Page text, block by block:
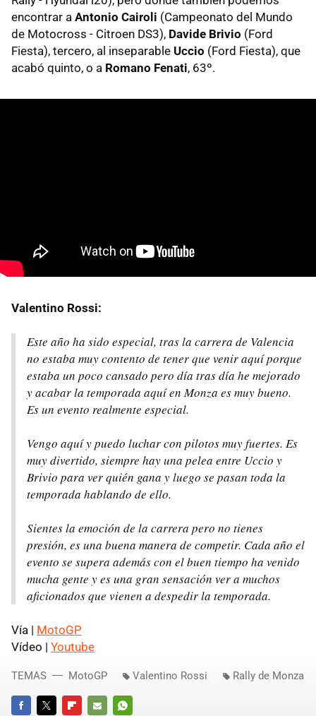
encontrar a Antonio Cairoli (Campeonato del Mundo
de Motocross - Citroen DS3), Davide Brivio (Ford
Fiesta), tercero, al inseparable Uccio (Ford Fiesta), que
acabó quinto, o a Romano Fenati, 63º.
Valentino Rossi:
Este año ha sido especial, tras la carrera de Valencia
no estaba muy contento de tener que venir aquí porque
estaba un poco cansado pero día tras día he mejorado
y acabar la temporada aquí en Monza es muy bueno.
Es un evento realmente especial.
Vengo aquí y puedo luchar con pilotos muy fuertes. Es
muy divertido, siempre hay una pelea entre Uccio y
Brivio para ver quién gana y luego se pasan toda la
temporada hablando de ello.
Sientes la emoción de la carrera pero no tienes
presión, es una buena manera de competir. Cada año el
evento se supera además con el buen tiempo ha venido
mucha gente y es una gran sensación ver a muchos
aficionados que vienen a despedir la temporada.
Vía | MotoGP
Vídeo | Youtube
TEMAS MotoGP Valentino Rossi Rally de Monza